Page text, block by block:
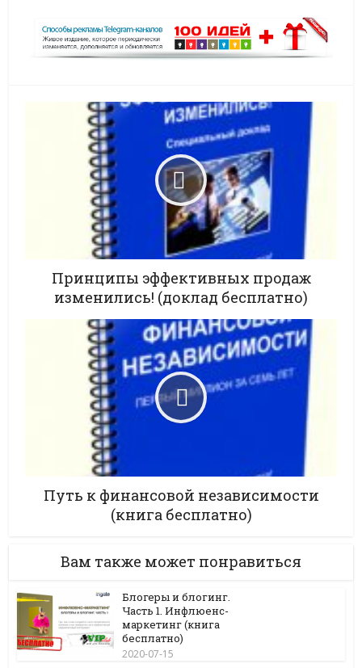
Принципы эффективных продаж
изменились! (доклад бесплатно)
Путь к финансовой независимости
(книга бесплатно)
Вам также может понравиться
Блогеры и блогинг.
Часть 1. Инфлюенс-
маркетинг (книга
бесплатно)
2020-07-15